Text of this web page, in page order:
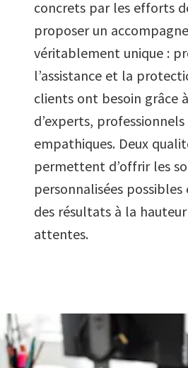
concrets par les efforts
proposer un
véritablement unique :
l’assistance et la
clients ont besoin grâce
d’experts,
empathiques. Deux
permettent d’offrir les
personnalisées
des résultats à la
attentes.